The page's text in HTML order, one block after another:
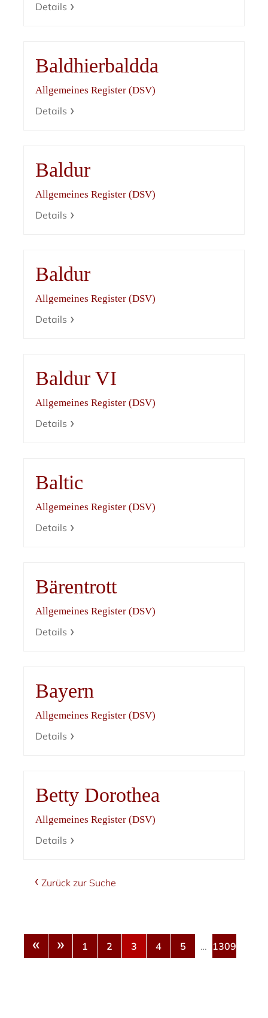
Details
Baldhierbaldda
Allgemeines Register (DSV)
Details
Baldur
Allgemeines Register (DSV)
Details
Baldur
Allgemeines Register (DSV)
Details
Baldur VI
Allgemeines Register (DSV)
Details
Baltic
Allgemeines Register (DSV)
Details
Bärentrott
Allgemeines Register (DSV)
Details
Bayern
Allgemeines Register (DSV)
Details
Betty Dorothea
Allgemeines Register (DSV)
Details
Zurück zur Suche
« » 1 2 3 4 5 … 1309